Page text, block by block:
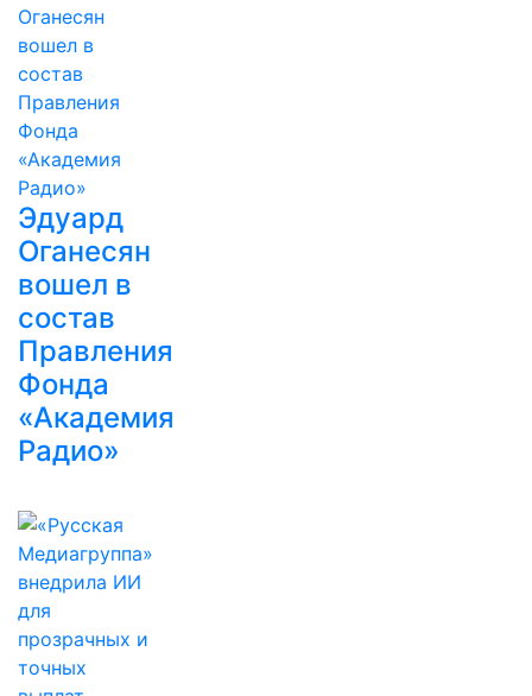
Эдуард
Оганесян
вошел в
состав
Правления
Фонда
«Академия
Радио»